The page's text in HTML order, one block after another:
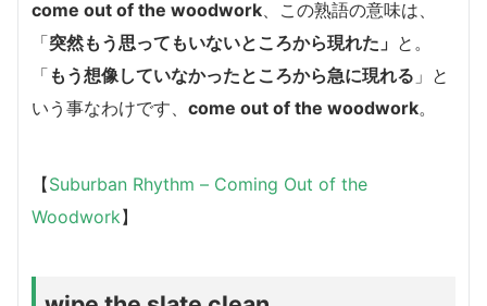
come out of the woodwork 、この熟語の意味は、
「突然もう思ってもいないところから現れた 」 と。
「 もう想像していなかったところから急に現れる 」と
いう事なわけです、 come out of the woodwork。
【Suburban Rhythm – Coming Out of the
Woodwork】